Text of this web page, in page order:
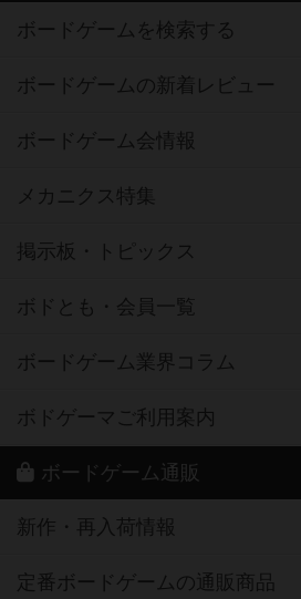
ボードゲームを検索する
ボードゲームの新着レビュー
ボードゲーム会情報
メカニクス特集
掲示板・トピックス
ボドとも・会員一覧
ボードゲーム業界コラム
ボドゲーマご利用案内
ボードゲーム通販
新作・再入荷情報
定番ボードゲームの通販商品